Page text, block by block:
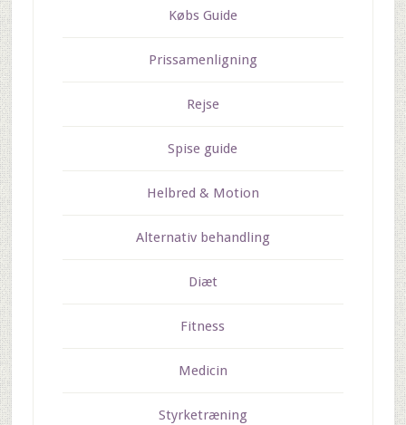
Købs Guide
Prissamenligning
Rejse
Spise guide
Helbred & Motion
Alternativ behandling
Diæt
Fitness
Medicin
Styrketræning